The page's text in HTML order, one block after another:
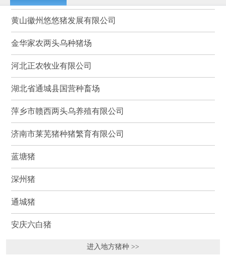
黄山徽州悠悠猪发展有限公司
金华家农两头乌种猪场
河北正农牧业有限公司
湖北省通城县国营种畜场
萍乡市赣西两头乌养殖有限公司
济南市莱芜猪种猪繁育有限公司
蓝塘猪
深州猪
通城猪
安庆六白猪
进入地方猪种 >>